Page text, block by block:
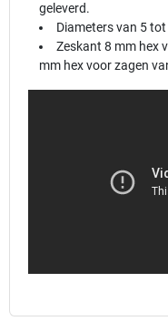
geleverd.
Diameters van 5
Zeskant 8 mm hex
mm hex voor zagen